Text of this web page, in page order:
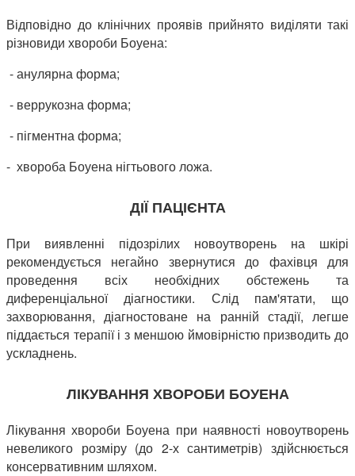
Відповідно до клінічних проявів прийнято виділяти такі
різновиди хвороби Боуена:
- анулярна форма;
- веррукозна форма;
- пігментна форма;
- хвороба Боуена нігтьового ложа.
ДІЇ ПАЦІЄНТА
При виявленні підозрілих новоутворень на шкірі
рекомендується негайно звернутися до фахівця для
проведення всіх необхідних обстежень та
диференціальної діагностики. Слід пам'ятати, що
захворювання, діагностоване на ранній стадії, легше
піддається терапії і з меншою ймовірністю призводить до
ускладнень.
ЛІКУВАННЯ ХВОРОБИ БОУЕНА
Лікування хвороби Боуена при наявності новоутворень
невеликого розміру (до 2-х сантиметрів) здійснюється
консервативним шляхом.